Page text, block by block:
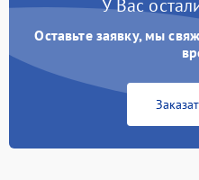
У Вас
Оставьте заявку, мы